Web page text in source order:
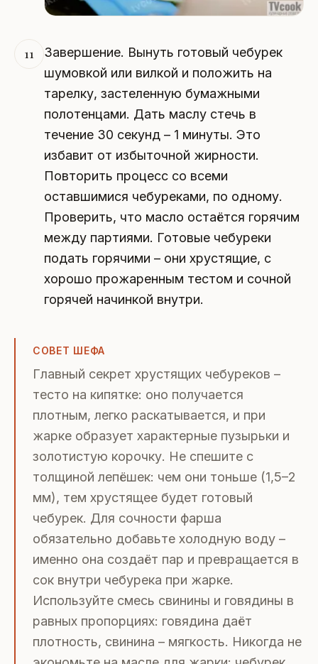
11
Завершение. Вынуть готовый чебурек
шумовкой или вилкой и положить на
тарелку, застеленную бумажными
полотенцами. Дать маслу стечь в
течение 30 секунд – 1 минуты. Это
избавит от избыточной жирности.
Повторить процесс со всеми
оставшимися чебуреками, по одному.
Проверить, что масло остаётся горячим
между партиями. Готовые чебуреки
подать горячими – они хрустящие, с
хорошо прожаренным тестом и сочной
горячей начинкой внутри.
СОВЕТ ШЕФА
Главный секрет хрустящих чебуреков –
тесто на кипятке: оно получается
плотным, легко раскатывается, и при
жарке образует характерные пузырьки и
золотистую корочку. Не спешите с
толщиной лепёшек: чем они тоньше (1,5–2
мм), тем хрустящее будет готовый
чебурек. Для сочности фарша
обязательно добавьте холодную воду –
именно она создаёт пар и превращается в
сок внутри чебурека при жарке.
Используйте смесь свинины и говядины в
равных пропорциях: говядина даёт
плотность, свинина – мягкость. Никогда не